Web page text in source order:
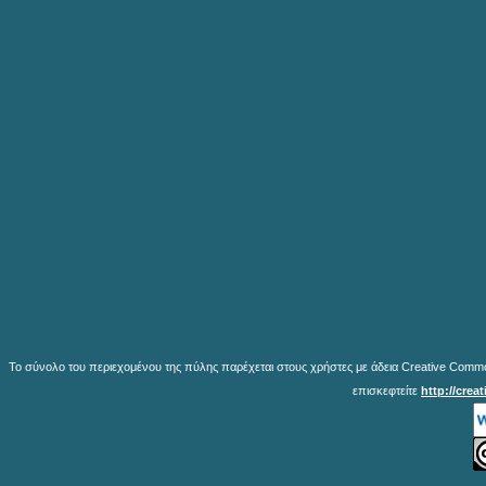
Το σύνολο του περιεχομένου της πύλης παρέχεται στους χρήστες με άδεια Creative
επισκεφτείτε http://